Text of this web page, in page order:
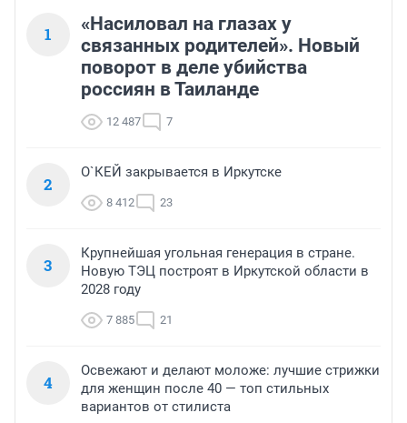
1
«Насиловал на глазах у
связанных родителей». Новый
поворот в деле убийства
россиян в Таиланде
12 487 7
2
О`КЕЙ закрывается в Иркутске
8 412 23
3
Крупнейшая угольная генерация в стране.
Новую ТЭЦ построят в Иркутской области в
2028 году
7 885 21
4
Освежают и делают моложе: лучшие стрижки
для женщин после 40 — топ стильных
вариантов от стилиста